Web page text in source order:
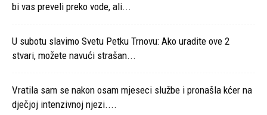
bi vas preveli preko vode, ali...
U subotu slavimo Svetu Petku Trnovu: Ako uradite ove 2
stvari, možete navući strašan...
Vratila sam se nakon osam mjeseci službe i pronašla kćer na
dječjoj intenzivnoj njezi....